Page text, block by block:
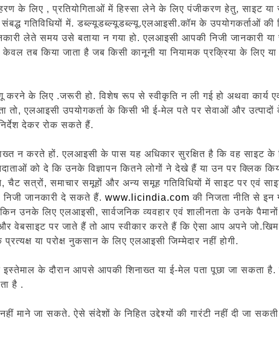
के लिए , प्रतियोगिताओं में हिस्सा लेने के लिए पंजीकरण हेतु, साइट
गतिविधियों में. डब्ल्यूडब्ल्यूडब्ल्यू.एलआइसी.कॉम के उपयोगकर्ताओं की
लेते समय उसे बताया न गया हो. एलआइसी आपकी निजी जानकारी
तब किया जाता है जब किसी कानूनी या नियामक प्रक्रिया के लिए
करने के लिए .जरूरी हो. विशेष रूप से स्वीकृति न ली गई हो अथवा कार्य
तो, एलआइसी उपयोगकर्ता के किसी भी ई-मेल पते पर सेवाओं और
देकर रोक सकते हैं.
करते हों. एलआइसी के पास यह अधिकार सुरक्षित है कि वह साइट के
को दे कि उनके विज्ञापन कितने लोगों ने देखे हैं या उन पर क्लिक
सत्रों, समाचार समूहों और अन्य समूह गतिविधियों में साइट पर एवं
निजी जानकारी दे सकते हैं. www.licindia.com की निजता नीति से इन
उनके लिए एलआइसी, सार्वजनिक व्यवहार एवं शालीनता के उनके पैमानों
वेबसाइट पर जाते हैं तो आप स्वीकार करते हैं कि ऐसा आप अपने
या परोक्ष नुकसान के लिए एलआइसी जिम्मेदार नहीं होगी.
के दौरान आपसे आपकी शिनाख्त या ई-मेल पता पूछा जा सकता
है .
माने जा सकते. ऐसे संदेशों के निहित उद्देश्यों की गारंटी नहीं दी जा